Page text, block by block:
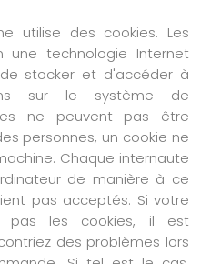
utilise des cookies. Les
une technologie Internet
stocker et d'accéder à
sur le système de
ne peuvent pas être
personnes, un cookie ne
Chaque internaute
de manière à ce
pas acceptés. Si votre
pas les cookies, il est
des problèmes lors